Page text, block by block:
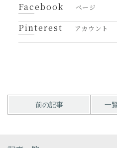
Facebook ページ
Pinterest アカウント
前の記事 一